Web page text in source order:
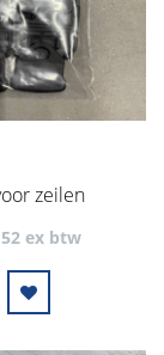
zeilen
ex btw